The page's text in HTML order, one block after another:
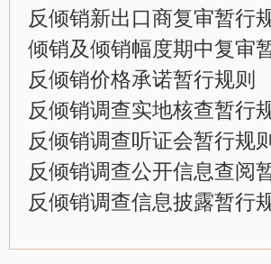
反倾销新出口商复审暂行
倾销及倾销幅度期中复审
反倾销价格承诺暂行规则
反倾销调查实地核查暂行
反倾销调查听证会暂行规则
反倾销调查公开信息查阅
反倾销调查信息披露暂行